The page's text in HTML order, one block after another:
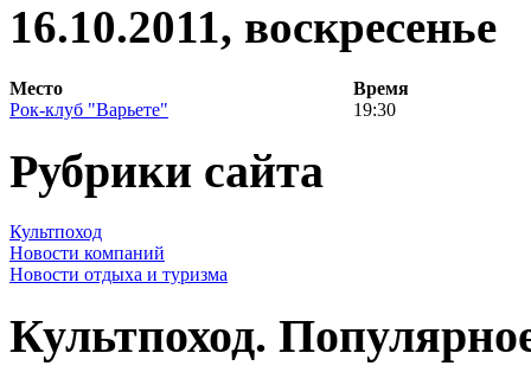
16.10.2011, воскресенье
Место
Время
Рок-клуб "Варьете"
19:30
Рубрики сайта
Культпоход
Новости компаний
Новости отдыха и туризма
Культпоход.